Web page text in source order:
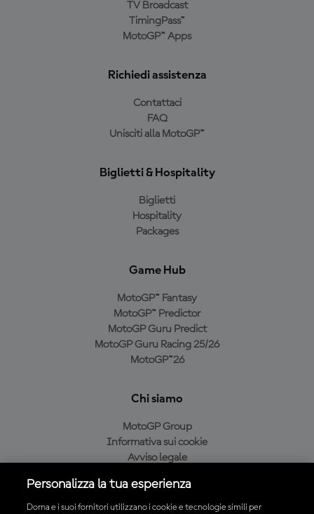
TV Broadcast
TimingPass™
MotoGP™ Apps
Richiedi assistenza
Contattaci
FAQ
Unisciti alla MotoGP™
Biglietti & Hospitality
Biglietti
Hospitality
Packages
Game Hub
MotoGP™ Fantasy
MotoGP™ Predictor
MotoGP Guru Predict
MotoGP Guru Racing 25/26
MotoGP™26
Chi siamo
MotoGP Group
Informativa sui cookie
Avviso legale
Condizioni di acquisto
Personalizza la tua esperienza
Dorna e i suoi fornitori utilizzano i cookie e tecnologie simili per